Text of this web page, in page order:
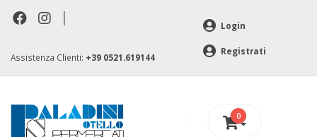
|
Assistenza Clienti: +39 0521.619144
Login
Registrati
0